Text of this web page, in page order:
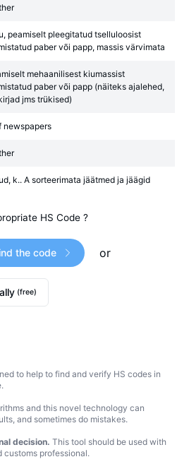
peamiselt pleegitatud tselluloosist
paber või papp, massis värvimata
mehaanilisest kiumassist
paber või papp (näiteks ajalehed,
jms trükised)
newspapers
k.. A sorteerimata jäätmed ja jäägid
HS Code ?
the code or
(free)
to help to find and verify HS codes in
and this novel technology can
and sometimes do mistakes.
decision. This tool should be used with
customs professional.